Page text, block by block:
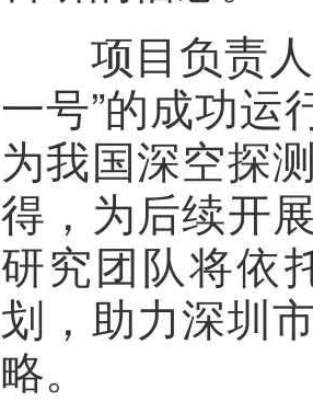
项目负责人
一号”的成功运
为我国深空探
得，为后续开
研究团队将依
划，助力深圳
略。